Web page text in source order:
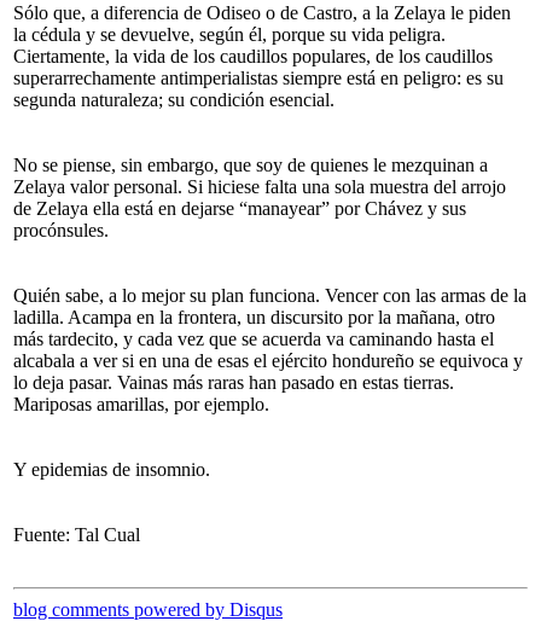
Sólo que, a diferencia de Odiseo o de Castro, a la Zelaya le piden
la cédula y se devuelve, según él, porque su vida peligra.
Ciertamente, la vida de los caudillos populares, de los caudillos
superarrechamente antimperialistas siempre está en peligro: es su
segunda naturaleza; su condición esencial.
No se piense, sin embargo, que soy de quienes le mezquinan a
Zelaya valor personal. Si hiciese falta una sola muestra del arrojo
de Zelaya ella está en dejarse “manayear” por Chávez y sus
procónsules.
Quién sabe, a lo mejor su plan funciona. Vencer con las armas de la
ladilla. Acampa en la frontera, un discursito por la mañana, otro
más tardecito, y cada vez que se acuerda va caminando hasta el
alcabala a ver si en una de esas el ejército hondureño se equivoca y
lo deja pasar. Vainas más raras han pasado en estas tierras.
Mariposas amarillas, por ejemplo.
Y epidemias de insomnio.
Fuente: Tal Cual
blog comments powered by Disqus